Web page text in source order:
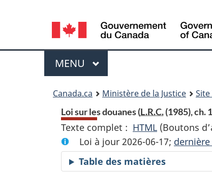
Language
selection
Menu
MENU PRINCIPAL
Canada.ca Ministère de la Justice
Loi sur les douanes (L.R.C.(1985), ch.
Texte complet : HTML Texte
complet
:
Loi
(Boutons
Loi à jour 2026-06-17;
Table des matières